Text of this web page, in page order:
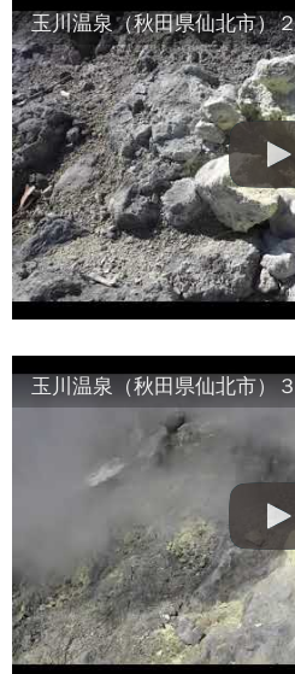
玉川温泉（秋田県仙北市）
玉川温泉（秋田県仙北市）３